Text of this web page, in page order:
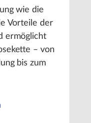
wie die
Vorteile der
ermöglicht
– von
bis zum